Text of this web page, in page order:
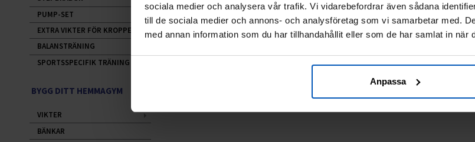
sociala medier och analysera vår trafik. Vi vidarebefordrar även sådana
till de sociala medier och annons- och analysföretag som vi samarbetar med.
med annan information som du har tillhandahållit eller som de har samlat in när
Anpassa
PUMP-SET
EXTRA VIKTER FÖR KROPPEN
BALANSTRÄNING
SPORTSSPECIFIK TRÄNING
BYGG DITT HEMMAGYM
VIKTER
BÄNKAR